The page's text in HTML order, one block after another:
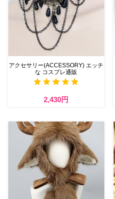
アクセサリー(ACCESSORY) エッチ
な コスプレ通販
2,430円